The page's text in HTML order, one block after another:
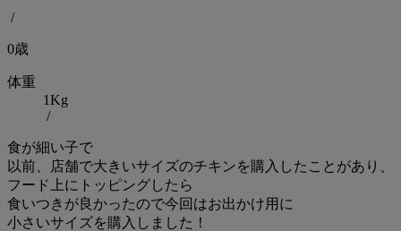
/
0歳
体重
1Kg
/
食が細い子で
以前、店舗で大きいサイズのチキンを購入したことがあり、
フード上にトッピングしたら
食いつきが良かったので今回はお出かけ用に
小さいサイズを購入しました！